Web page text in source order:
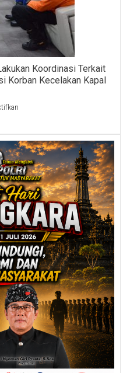
DAERAH
RETRIBUSI
DAERAH
DI
KAWASAN
EKONOMI
KHUSUS
Koordinasi Terkait
Korban Kecelakan Kapal
Provinsi
Bali
Lakukan
Koordinasi
Terkait
Perkembangan
Proses
Evakuasi
Korban
Kecelakan
Kapal
YUNICEE